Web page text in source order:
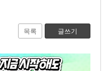
목록 글쓰기